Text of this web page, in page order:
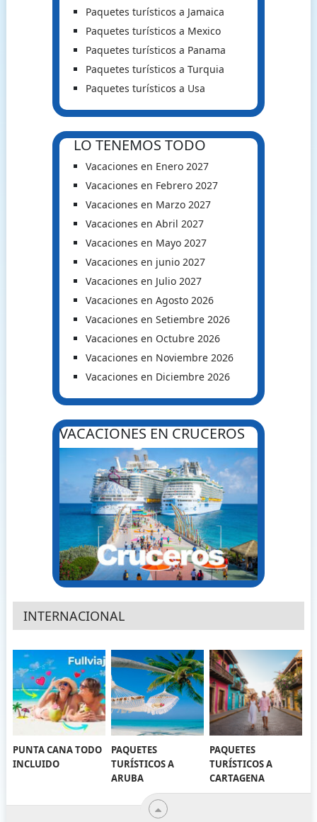
Paquetes turísticos a Jamaica
Paquetes turísticos a Mexico
Paquetes turísticos a Panama
Paquetes turísticos a Turquia
Paquetes turísticos a Usa
LO TENEMOS TODO
Vacaciones en Enero 2027
Vacaciones en Febrero 2027
Vacaciones en Marzo 2027
Vacaciones en Abril 2027
Vacaciones en Mayo 2027
Vacaciones en junio 2027
Vacaciones en Julio 2027
Vacaciones en Agosto 2026
Vacaciones en Setiembre 2026
Vacaciones en Octubre 2026
Vacaciones en Noviembre 2026
Vacaciones en Diciembre 2026
VACACIONES EN CRUCEROS
INTERNACIONAL
PUNTA CANA TODO
INCLUIDO
PAQUETES
TURÍSTICOS A
ARUBA
PAQUETES
TURÍSTICOS A
CARTAGENA